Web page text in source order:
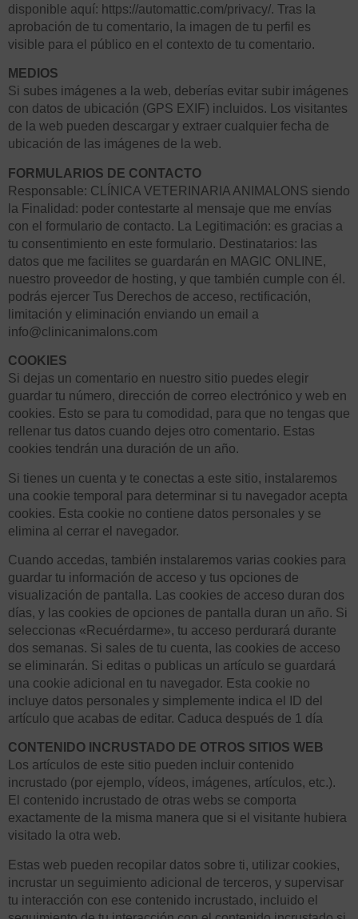
disponible aquí: https://automattic.com/privacy/. Tras la
aprobación de tu comentario, la imagen de tu perfil es
visible para el público en el contexto de tu comentario.
MEDIOS
Si subes imágenes a la web, deberías evitar subir imágenes
con datos de ubicación (GPS EXIF) incluidos. Los visitantes
de la web pueden descargar y extraer cualquier fecha de
ubicación de las imágenes de la web.
FORMULARIOS DE CONTACTO
Responsable: CLÍNICA VETERINARIA ANIMALONS siendo
la Finalidad: poder contestarte al mensaje que me envías
con el formulario de contacto. La Legitimación: es gracias a
tu consentimiento en este formulario. Destinatarios: las
datos que me facilites se guardarán en MAGIC ONLINE,
nuestro proveedor de hosting, y que también cumple con él.
podrás ejercer Tus Derechos de acceso, rectificación,
limitación y eliminación enviando un email a
info@clinicanimalons.com
COOKIES
Si dejas un comentario en nuestro sitio puedes elegir
guardar tu número, dirección de correo electrónico y web en
cookies. Esto se para tu comodidad, para que no tengas que
rellenar tus datos cuando dejes otro comentario. Estas
cookies tendrán una duración de un año.
Si tienes un cuenta y te conectas a este sitio, instalaremos
una cookie temporal para determinar si tu navegador acepta
cookies. Esta cookie no contiene datos personales y se
elimina al cerrar el navegador.
Cuando accedas, también instalaremos varias cookies para
guardar tu información de acceso y tus opciones de
visualización de pantalla. Las cookies de acceso duran dos
días, y las cookies de opciones de pantalla duran un año. Si
seleccionas «Recuérdarme», tu acceso perdurará durante
dos semanas. Si sales de tu cuenta, las cookies de acceso
se eliminarán. Si editas o publicas un artículo se guardará
una cookie adicional en tu navegador. Esta cookie no
incluye datos personales y simplemente indica el ID del
artículo que acabas de editar. Caduca después de 1 día
CONTENIDO INCRUSTADO DE OTROS SITIOS WEB
Los artículos de este sitio pueden incluir contenido
incrustado (por ejemplo, vídeos, imágenes, artículos, etc.).
El contenido incrustado de otras webs se comporta
exactamente de la misma manera que si el visitante hubiera
visitado la otra web.
Estas web pueden recopilar datos sobre ti, utilizar cookies,
incrustar un seguimiento adicional de terceros, y supervisar
tu interacción con ese contenido incrustado, incluido el